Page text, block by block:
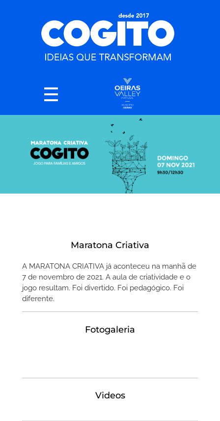
Maratona Criativa
A MARATONA CRIATIVA já aconteceu na manhã de
7 de novembro de 2021. A aula de criatividade e o
jogo resultam. Foi divertido. Foi pedagógico. Foi
diferente.
Fotogaleria
Videos